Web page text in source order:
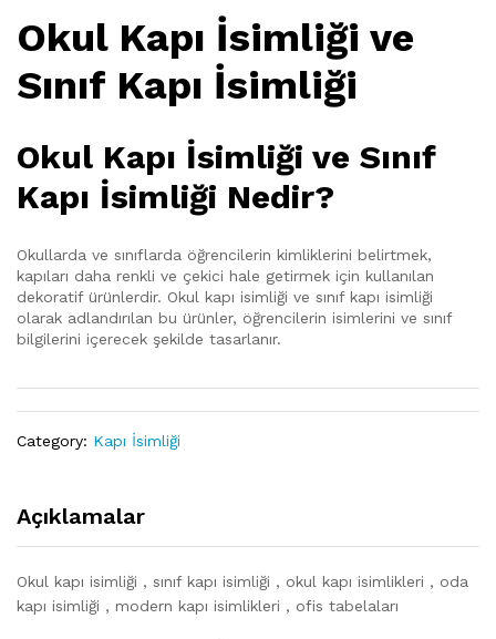
Okul Kapı İsimliği ve
Sınıf Kapı İsimliği
Okul Kapı İsimliği ve Sınıf
Kapı İsimliği Nedir?
Okullarda ve sınıflarda öğrencilerin kimliklerini belirtmek,
kapıları daha renkli ve çekici hale getirmek için kullanılan
dekoratif ürünlerdir. Okul kapı isimliği ve sınıf kapı isimliği
olarak adlandırılan bu ürünler, öğrencilerin isimlerini ve sınıf
bilgilerini içerecek şekilde tasarlanır.
Category: Kapı İsimliği
Açıklamalar
Okul kapı isimliği , sınıf kapı isimliği , okul kapı isimlikleri , oda
kapı isimliği , modern kapı isimlikleri , ofis tabelaları